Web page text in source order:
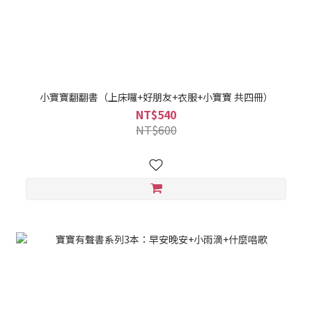
小寶寶翻翻書（上床囉+好朋友+衣服+小寶寶 共四冊）
NT$540
NT$600